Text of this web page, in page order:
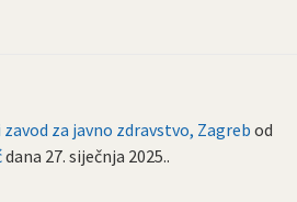
za javno zdravstvo, Zagreb od
dana 27. siječnja 2025..